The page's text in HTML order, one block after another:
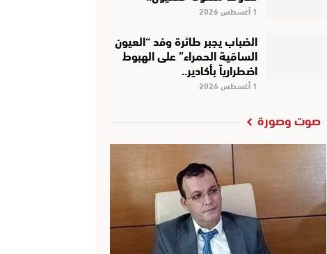
1 أغسطس 2026
الضباب يجبر طائرة وفد “العيون
الساقية الحمراء” على الهبوط
اضطرارياً بأكادير..
1 أغسطس 2026
صوت وصورة